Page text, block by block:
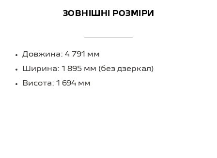
ЗОВНІШНІ РОЗМІРИ
Довжина: 4 791 мм
Ширина: 1 895 мм (без дзеркал)
Висота: 1 694 мм